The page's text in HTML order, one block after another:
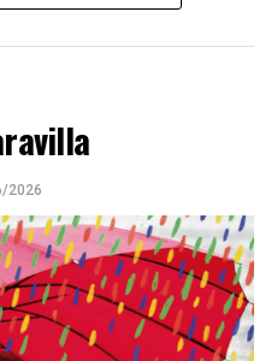
con doble tapa, que
a remarla.
2026